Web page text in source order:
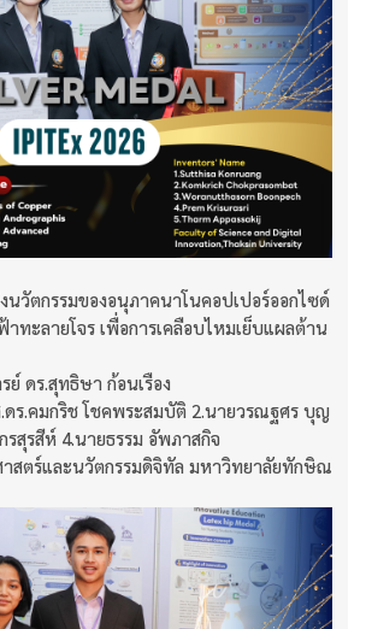
งนวัตกรรมของอนุภาคนาโนคอปเปอร์ออกไซด์
าทะลายโจร เพื่อการเคลือบไหมเย็บแผลต้าน
ย์ ดร.สุทธิษา ก้อนเรือง
ดร.คมกริช โชคพระสมบัติ 2.นายวรณฐศร บุญ
รสุรสีห์ 4.นายธรรม อัพภาสกิจ
สตร์และนวัตกรรมดิจิทัล มหาวิทยาลัยทักษิณ